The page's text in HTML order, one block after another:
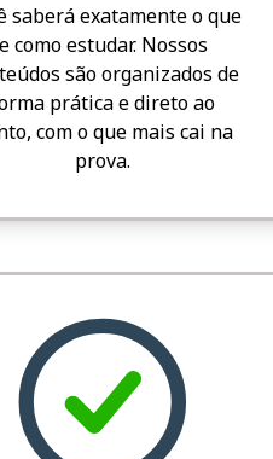
saberá exatamente o que
e como estudar. Nossos
são organizados de
prática e direto ao
com o que mais cai na
prova.